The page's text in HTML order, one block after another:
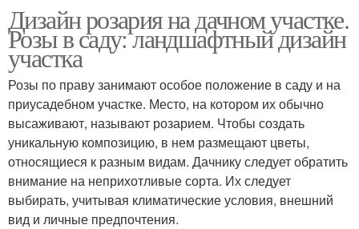
Дизайн розария на дачном участке.
Розы в саду: ландшафтный дизайн
участка
Розы по праву занимают особое положение в саду и на
приусадебном участке. Место, на котором их обычно
высаживают, называют розарием. Чтобы создать
уникальную композицию, в нем размещают цветы,
относящиеся к разным видам. Дачнику следует обратить
внимание на неприхотливые сорта. Их следует
выбирать, учитывая климатические условия, внешний
вид и личные предпочтения.